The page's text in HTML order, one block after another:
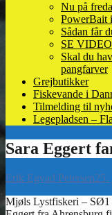
Nu på
PowerBait
Sådan får
SE
Skal du
pangfarver
Grejbutikker
Fiskevande i
Tilmelding til
Legepladsen –
Erik Egvad Petersen25.